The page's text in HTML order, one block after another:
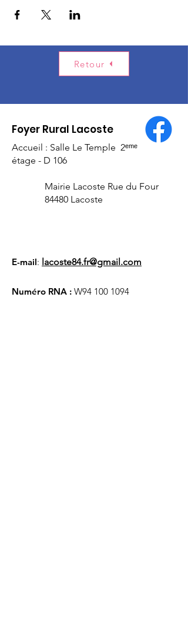
Retour
Foyer Rural Lacoste
Accueil : Salle Le Temple 2ᵉᵐᵉ
étage - D 106
Mairie Lacoste Rue du Four
84480 Lacoste
E-mail: lacoste84.fr@gmail.com
Numéro RNA : W94 100 1094